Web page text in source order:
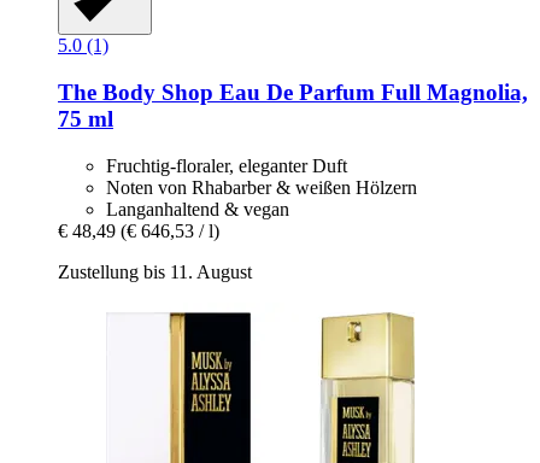
5.0 (1)
The Body Shop Eau De Parfum Full Magnolia,
75 ml
Fruchtig-floraler, eleganter Duft
Noten von Rhabarber & weißen Hölzern
Langanhaltend & vegan
€ 48,49 (€ 646,53 / l)
Zustellung bis 11. August